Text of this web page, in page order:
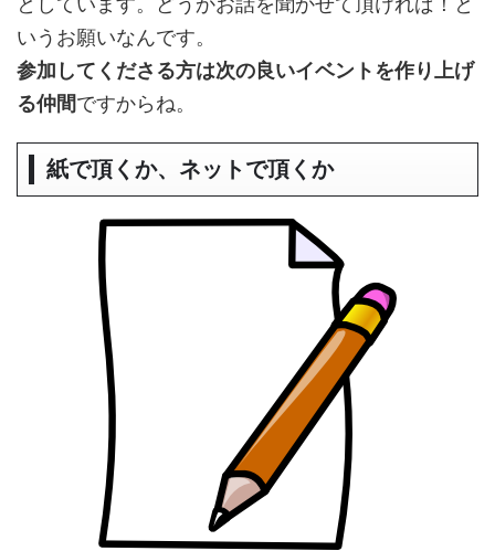
いうお願いなんです。
参加してくださる方は次の良いイベントを作り上げ
る仲間ですからね。
紙で頂くか、ネットで頂くか